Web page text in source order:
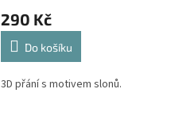
290 Kč
Do košíku
3D přání s motivem slonů.